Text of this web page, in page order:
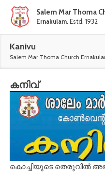
Salem Mar Thoma
Ernakulam. Estd. 1932
Kanivu
Salem Mar Thoma Church
കനിവ്
കൊച്ചിയുടെ തെരുവിൽ